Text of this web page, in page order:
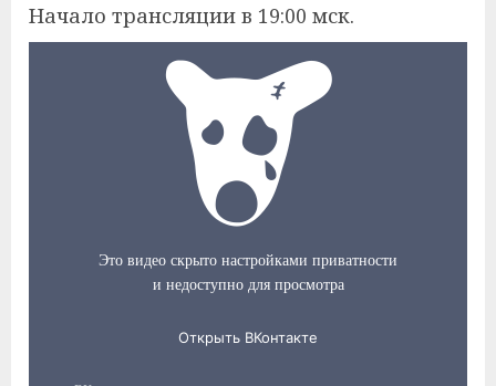
Начало трансляции в 19:00 мск.